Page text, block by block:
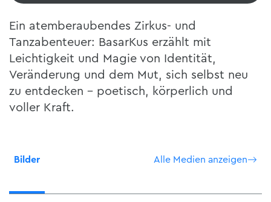
Ein atemberaubendes Zirkus- und
Tanzabenteuer: BasarKus erzählt mit
Leichtigkeit und Magie von Identität,
Veränderung und dem Mut, sich selbst neu
zu entdecken – poetisch, körperlich und
voller Kraft.
Bilder Alle Medien anzeigen